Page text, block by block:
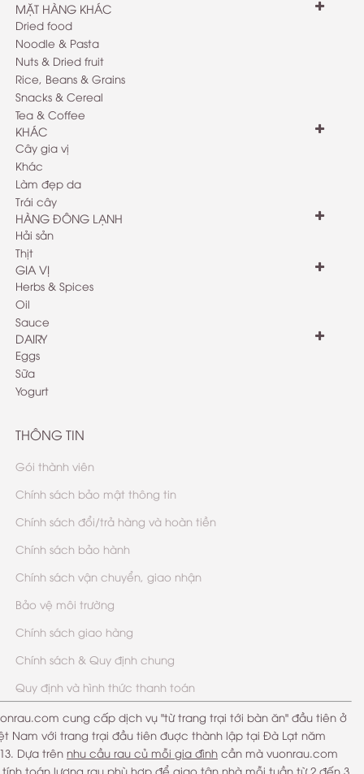
MẶT HÀNG KHÁC
Dried food
Noodle & Pasta
Nuts & Dried fruit
Rice, Beans & Grains
Snacks & Cereal
Tea & Coffee
KHÁC
Cây gia vị
Khác
Làm đẹp da
Trái cây
HÀNG ĐÔNG LẠNH
Hải sản
Thịt
GIA VỊ
Herbs & Spices
Oil
Sauce
DAIRY
Eggs
Sữa
Yogurt
THÔNG TIN
Gói thành viên
Chính sách bảo mật thông tin
Chính sách đổi/trả hàng và hoàn tiền
Chính sách bảo hành
Chính sách vận chuyển, giao nhận
Bảo vệ môi trường
Chính sách giao hàng
Chính sách & Quy định chung
Quy định và hình thức thanh toán
cung cấp dịch vụ "từ trang trại tới bàn ăn" đầu tiên ở
Nam với trang trại đầu tiên đuợc thành lập tại Đà Lạt năm
Dựa trên nhu cầu rau củ mỗi gia đình cần mà vuonrau.com
tính toán lượng rau phù hợp để giao tận nhà mỗi tuần từ 2 đến 3